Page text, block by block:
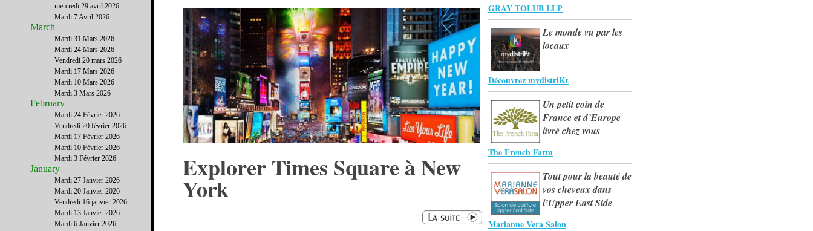
Explorer Times Square à New
York
GRAY TOLUB LLP
Le monde vu par les
locaux
Découvrez mydistriKt
Un petit coin de
France et d’Europe
livré chez vous
The French Farm
Tout pour la beauté de
vos cheveux dans
l’Upper East Side
Marianne Vera Salon
mercredi 29 avril 2026
Mardi 7 Avril 2026
March
Mardi 31 Mars 2026
Mardi 24 Mars 2026
Vendredi 20 mars 2026
Mardi 17 Mars 2026
Mardi 10 Mars 2026
Mardi 3 Mars 2026
February
Mardi 24 Février 2026
Vendredi 20 février 2026
Mardi 17 Février 2026
Mardi 10 Février 2026
Mardi 3 Février 2026
January
Mardi 27 Janvier 2026
Mardi 20 Janvier 2026
Vendredi 16 janvier 2026
Mardi 13 Janvier 2026
Mardi 6 Janvier 2026